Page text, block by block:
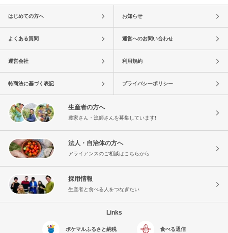
はじめての方へ お知らせ
よくある質問 運営へのお問い合わせ
運営会社 利用規約
特商法に基づく表記 プライバシーポリシー
生産者の方へ
農家さん・漁師さんを募集しています!
法人・自治体の方へ
アライアンスのご相談はこちらから
採用情報
生産者と食べる人をつなぎたい
Links
ポケマルふるさと納税 食べる通信